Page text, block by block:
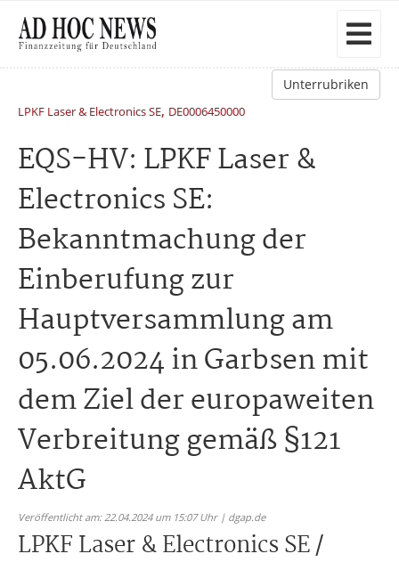
Unterrubriken
LPKF Laser & Electronics SE, DE0006450000
EQS-HV: LPKF Laser &
Electronics SE:
Bekanntmachung der
Einberufung zur
Hauptversammlung am
05.06.2024 in Garbsen mit
dem Ziel der europaweiten
Verbreitung gemäß §121
AktG
Veröffentlicht am: 22.04.2024 um 15:07 Uhr | dgap.de
LPKF Laser & Electronics SE /